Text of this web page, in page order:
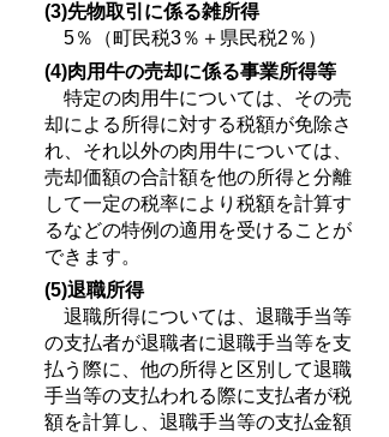
(3)先物取引に係る雑所得
5％（町民税3％＋県民税2％）
(4)肉用牛の売却に係る事業所得等
特定の肉用牛については、その売
却による所得に対する税額が免除さ
れ、それ以外の肉用牛については、
売却価額の合計額を他の所得と分離
して一定の税率により税額を計算す
るなどの特例の適用を受けることが
できます。
(5)退職所得
退職所得については、退職手当等
の支払者が退職者に退職手当等を支
払う際に、他の所得と区別して退職
手当等の支払われる際に支払者が税
額を計算し、退職手当等の支払金額